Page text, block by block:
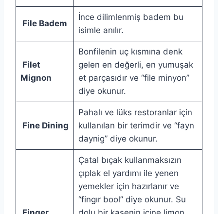
File Badem
İnce dilimlenmiş badem bu
isimle anılır.
Filet
Mignon
Bonfilenin uç kısmına denk
gelen en değerli, en yumuşak
et parçasıdır ve “file minyon”
diye okunur.
Fine Dining
Pahalı ve lüks restoranlar için
kullanılan bir terimdir ve “fayn
daynig” diye okunur.
Çatal bıçak kullanmaksızın
çıplak el yardımı ile yenen
yemekler için hazırlanır ve
“fingır bool” diye okunur. Su